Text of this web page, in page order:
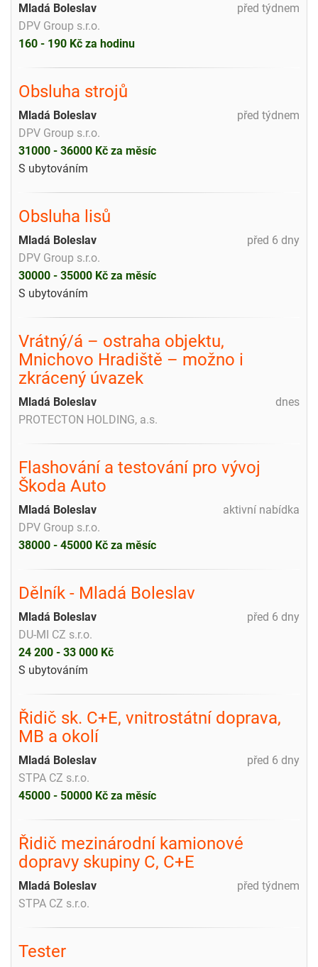
před týdnem
Mladá Boleslav
DPV Group s.r.o.
160 - 190 Kč za hodinu
Obsluha strojů
před týdnem
Mladá Boleslav
DPV Group s.r.o.
31000 - 36000 Kč za měsíc
S ubytováním
Obsluha lisů
před 6 dny
Mladá Boleslav
DPV Group s.r.o.
30000 - 35000 Kč za měsíc
S ubytováním
Vrátný/á – ostraha objektu,
Mnichovo Hradiště – možno i
zkrácený úvazek
dnes
Mladá Boleslav
PROTECTON HOLDING, a.s.
Flashování a testování pro vývoj
Škoda Auto
aktivní nabídka
Mladá Boleslav
DPV Group s.r.o.
38000 - 45000 Kč za měsíc
Dělník - Mladá Boleslav
před 6 dny
Mladá Boleslav
DU-MI CZ s.r.o.
24 200 - 33 000 Kč
S ubytováním
Řidič sk. C+E, vnitrostátní doprava,
MB a okolí
před 6 dny
Mladá Boleslav
STPA CZ s.r.o.
45000 - 50000 Kč za měsíc
Řidič mezinárodní kamionové
dopravy skupiny C, C+E
před týdnem
Mladá Boleslav
STPA CZ s.r.o.
Tester